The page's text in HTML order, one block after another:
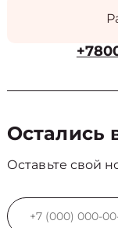
Остались
Оставьте свой